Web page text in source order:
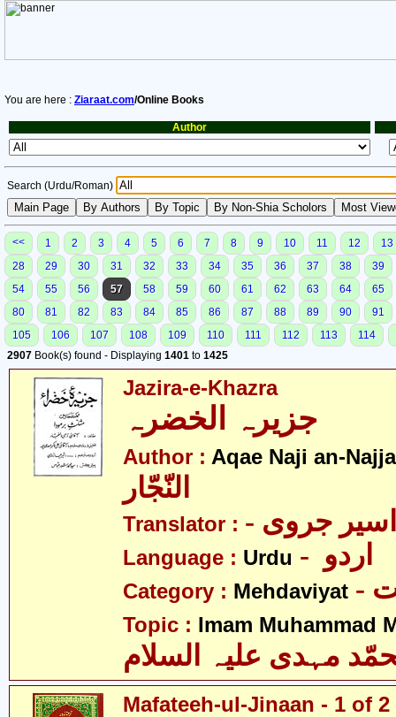
You are here : Ziaraat.com/Online Books
Author
Search (Urdu/Roman)
<< 1 2 3 4 5 6 7 8 9 10 11 12
13
28
29 30 31 32 33 34 35 36 37 38
39
54
55 56 57 58 59 60 61 62 63 64
65
80
81 82 83 84 85 86 87 88 89 90
91
105
106 107 108 109 110 111 112 113
114
2907 Book(s) found - Displaying 1401 to 1425
Jazira-e-Khazra
جزیرہ الخضرہ
Author : Aqae Naji an-
Translator : - اسیر جروی
Language : Urdu
Category : Mehdaviyat
Topic : Imam Muhammad
مہدی علیہ السلام
Mafateeh-ul-Jinaan - 1 of 2